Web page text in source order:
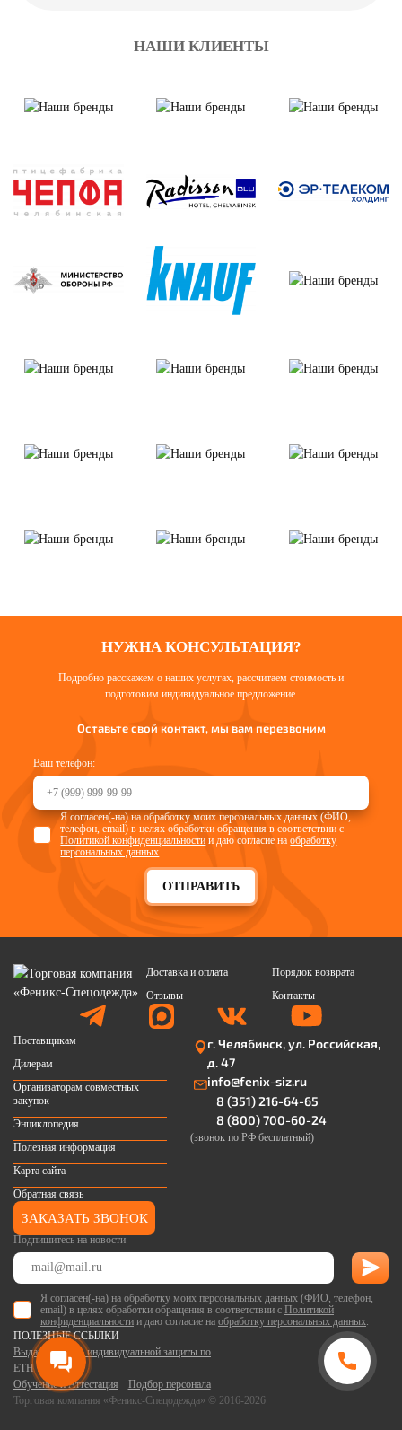
НАШИ КЛИЕНТЫ
НУЖНА КОНСУЛЬТАЦИЯ?
Подробно расскажем о наших услугах, рассчитаем стоимость и
подготовим индивидуальное предложение.
Оставьте свой контакт, мы вам перезвоним
Ваш телефон:
ОТПРАВИТЬ
Я согласен(-на) на обработку моих персональных данных (ФИО,
телефон, email) в целях обработки обращения в соответствии с
Политикой конфиденциальности и даю согласие наобработку
персональных данных
Доставка и оплата
Порядок возврата
Отзывы
Контакты
Подпишитесь на новости
Я согласен(-на) на обработку моих персональных данных (ФИО, телефон,
email) в целях обработки обращения в соответствии с Политикой
конфиденциальности и даю согласие на обработку персональных данных
Торговая компания «Феникс-Спецодежда» © 2016-2026
Поставщикам
Дилерам
Организаторам совместных
закупок
Энциклопедия
Полезная информация
Карта сайта
Обратная связь
г. Челябинск, ул. Российская,
д. 47
info@fenix-siz.ru
8 (351) 216-64-65
8 (800) 700-60-24
(звонок по РФ бесплатный)
ЗАКАЗАТЬ ЗВОНОК
ПОЛЕЗНЫЕ ССЫЛКИ
Выдача средств индивидуальной защиты по
ЕТН
Обучение и Аттестация
Подбор персонала